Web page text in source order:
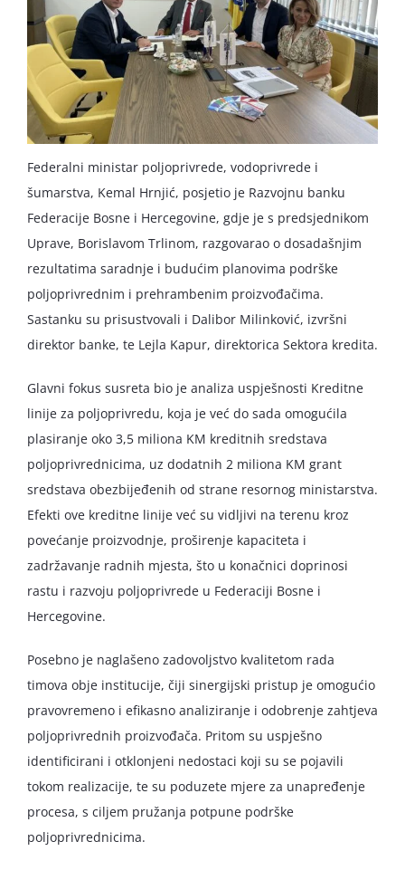
Federalni ministar poljoprivrede, vodoprivrede i
šumarstva, Kemal Hrnjić, posjetio je Razvojnu banku
Federacije Bosne i Hercegovine, gdje je s predsjednikom
Uprave, Borislavom Trlinom, razgovarao o dosadašnjim
rezultatima saradnje i budućim planovima podrške
poljoprivrednim i prehrambenim proizvođačima.
Sastanku su prisustvovali i Dalibor Milinković, izvršni
direktor banke, te Lejla Kapur, direktorica Sektora kredita.
Glavni fokus susreta bio je analiza uspješnosti Kreditne
linije za poljoprivredu, koja je već do sada omogućila
plasiranje oko 3,5 miliona KM kreditnih sredstava
poljoprivrednicima, uz dodatnih 2 miliona KM grant
sredstava obezbijeđenih od strane resornog ministarstva.
Efekti ove kreditne linije već su vidljivi na terenu kroz
povećanje proizvodnje, proširenje kapaciteta i
zadržavanje radnih mjesta, što u konačnici doprinosi
rastu i razvoju poljoprivrede u Federaciji Bosne i
Hercegovine.
Posebno je naglašeno zadovoljstvo kvalitetom rada
timova obje institucije, čiji sinergijski pristup je omogućio
pravovremeno i efikasno analiziranje i odobrenje zahtjeva
poljoprivrednih proizvođača. Pritom su uspješno
identificirani i otklonjeni nedostaci koji su se pojavili
tokom realizacije, te su poduzete mjere za unapređenje
procesa, s ciljem pružanja potpune podrške
poljoprivrednicima.